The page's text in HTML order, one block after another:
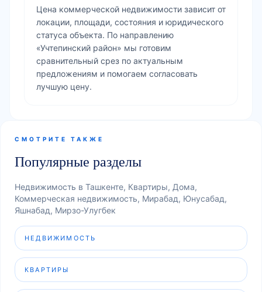
Цена коммерческой недвижимости зависит от
локации, площади, состояния и юридического
статуса объекта. По направлению
«Учтепинский район» мы готовим
сравнительный срез по актуальным
предложениям и помогаем согласовать
лучшую цену.
СМОТРИТЕ ТАКЖЕ
Популярные разделы
Недвижимость в Ташкенте, Квартиры, Дома,
Коммерческая недвижимость, Мирабад, Юнусабад,
Яшнабад, Мирзо-Улугбек
НЕДВИЖИМОСТЬ
КВАРТИРЫ